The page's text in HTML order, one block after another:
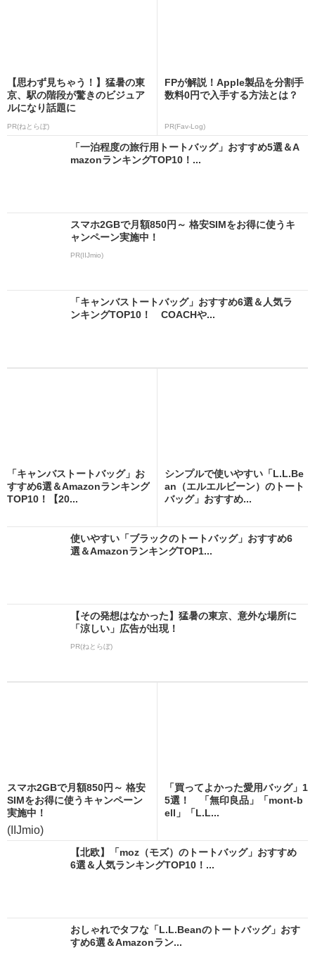
【思わず見ちゃう！】猛暑の東
京、駅の階段が驚きのビジュア
ルになり話題に
PR(ねとらぼ)
FPが解説！Apple製品を分割手
数料0円で入手する方法とは？
PR(Fav-Log)
「一泊程度の旅行用トートバッグ」おすすめ5選＆A
mazonランキングTOP10！...
スマホ2GBで月額850円～ 格安SIMをお得に使うキ
ャンペーン実施中！
PR(IIJmio)
「キャンバストートバッグ」おすすめ6選＆人気ラ
ンキングTOP10！ COACHや...
「キャンバストートバッグ」お
すすめ6選＆Amazonランキング
TOP10！【20...
シンプルで使いやすい「L.L.Be
an（エルエルビーン）のトート
バッグ」おすすめ...
使いやすい「ブラックのトートバッグ」おすすめ6
選＆AmazonランキングTOP1...
【その発想はなかった】猛暑の東京、意外な場所に
「涼しい」広告が出現！
PR(ねとらぼ)
スマホ2GBで月額850円～ 格安
SIMをお得に使うキャンペーン
実施中！
(IIJmio)
「買ってよかった愛用バッグ」1
5選！ 「無印良品」「mont-b
ell」「L.L...
【北欧】「moz（モズ）のトートバッグ」おすすめ
6選＆人気ランキングTOP10！...
おしゃれでタフな「L.L.Beanのトートバッグ」おす
すめ6選＆Amazonラン...